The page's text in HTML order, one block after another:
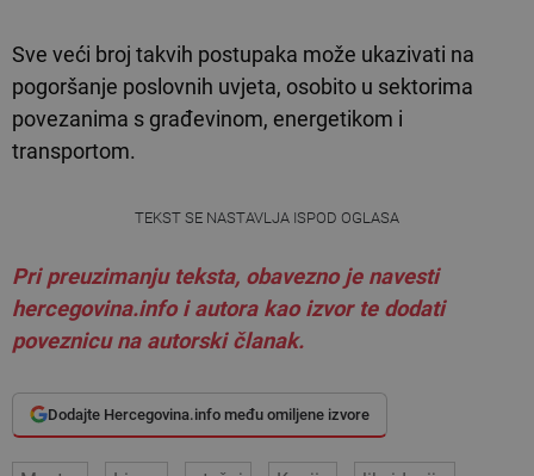
Sve veći broj takvih postupaka može ukazivati na
pogoršanje poslovnih uvjeta, osobito u sektorima
povezanima s građevinom, energetikom i
transportom.
TEKST SE NASTAVLJA ISPOD OGLASA
Pri preuzimanju teksta, obavezno je navesti
hercegovina.info i autora kao izvor te dodati
poveznicu na autorski članak.
Dodajte Hercegovina.info među omiljene izvore